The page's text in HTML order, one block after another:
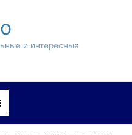
и интересные